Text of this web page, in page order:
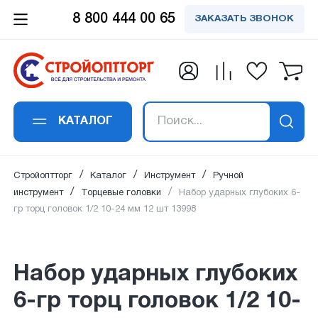
8 800 444 00 65 ЗАКАЗАТЬ ЗВОНОК
КАТАЛОГ
Стройоптторг Каталог Инструмент
Ручной
инструмент
Торцевые головки
Набор ударных глубоких 6-
гр торц головок 1/2 10-24 мм 12 шт 13998
Набор ударных глубоких
6-гр торц головок 1/2 10-
Заказать обратный
звонок
Ваше имя*:
Заказать в 1 клик
Набор ударных глубоких 6-гр торц
головок 1/2 10-24 мм 12 шт 13998
Ваше имя*:
опубликован сразу после проверки
модаратором.
свяжется с вами
свяжемся с вами в ближайшее время по
указанным контактам.
подписались на
рассылку
на новости и акции.